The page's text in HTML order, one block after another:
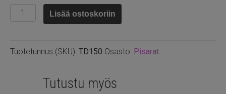
Lasi
pisara
blue
Lisää ostoskoriin
Tuotetunnus (SKU): TD150 Osasto: Pisarat
Tutustu myös